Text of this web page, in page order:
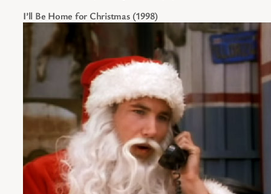
I’ll Be Home for Christmas (1998)